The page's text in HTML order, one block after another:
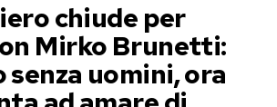
chiude per
Mirko Brunetti:
senza uomini, ora